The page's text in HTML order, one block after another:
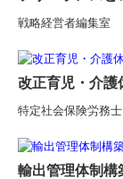
戦略経営者編集室
改正育児・介護
特定社会保険労務
輸出管理体制構